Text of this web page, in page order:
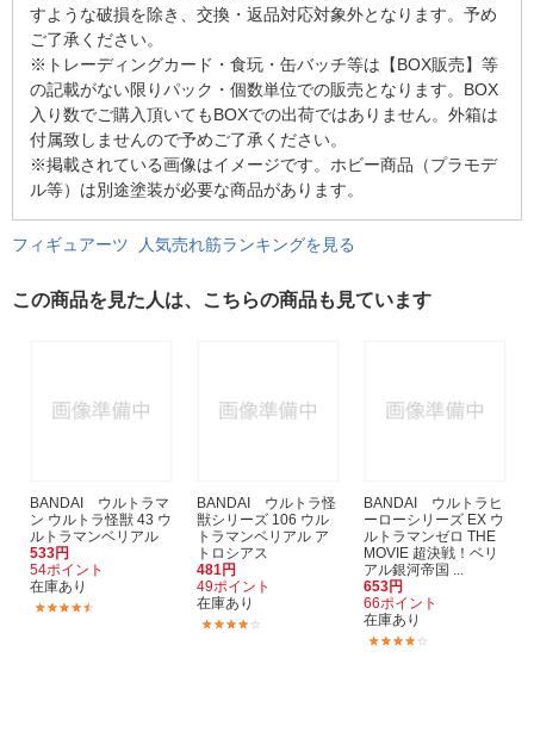
すような破損を除き、交換・返品対応対象外となります。予め
ご了承ください。
※トレーディングカード・食玩・缶バッチ等は【BOX販売】等
の記載がない限りパック・個数単位での販売となります。BOX
入り数でご購入頂いてもBOXでの出荷ではありません。外箱は
付属致しませんので予めご了承ください。
※掲載されている画像はイメージです。ホビー商品（プラモデ
ル等）は別途塗装が必要な商品があります。
フィギュアーツ 人気売れ筋ランキングを見る
この商品を見た人は、こちらの商品も見ています
BANDAI ウルトラマ
ン ウルトラ怪獣 43 ウ
ルトラマンベリアル
533円
54ポイント
在庫あり
BANDAI ウルトラ怪
獣シリーズ 106 ウル
トラマンベリアル ア
トロシアス
481円
49ポイント
在庫あり
BANDAI ウルトラヒ
ーローシリーズ EX ウ
ルトラマンゼロ THE
MOVIE 超決戦！ベリ
アル銀河帝国 ...
653円
66ポイント
在庫あり